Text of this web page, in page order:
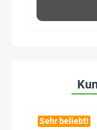
Sehr beliebt!